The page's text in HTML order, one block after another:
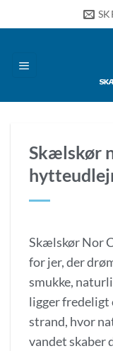
til
Skælskør
Skælskør Nor
for jer, der
smukke,
ligger fredeligt
strand, hvor
vandet skaber